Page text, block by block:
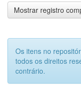
Mostrar registro
Os itens no
todos os direitos
contrário.